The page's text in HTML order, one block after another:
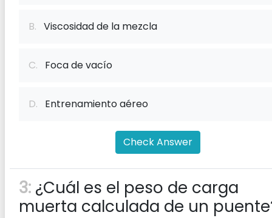
B. Viscosidad de la mezcla
C. Foca de vacío
D. Entrenamiento aéreo
Check Answer
3: ¿Cuál es el peso de carga
muerta calculada de un